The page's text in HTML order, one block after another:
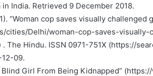
India. Retrieved 9 December 2018.
“Woman cop saves visually challenged
cities/Delhi/woman-cop-saves-
The Hindu. ISSN 0971-751X (https://
09.
Blind Girl From Being Kidnapped”